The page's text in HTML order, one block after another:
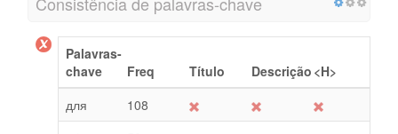
Palavras-
chave
Freq Título Descrição <H>
для
108